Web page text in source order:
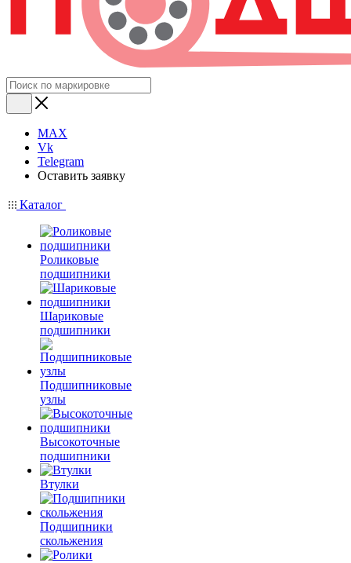
MAX
Vk
Telegram
Оставить заявку
Каталог
Роликовые
подшипники
Шариковые
подшипники
Подшипниковые
узлы
Высокоточные
подшипники
Втулки
Подшипники
скольжения